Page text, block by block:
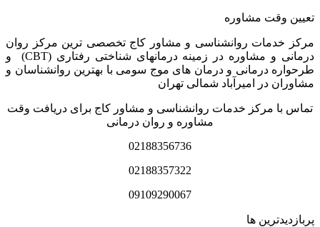
تعیین وقت مشاوره
مرکز خدمات روانشناسی و مشاور کاج تخصصی‏ ترین مرکز روان
درمانی و مشاوره در زمینه درمان‏های شناختی رفتاری (CBT) و
طرحواره درمانی و درمان های موج سومی با بهترین روانشناسان و
مشاوران در امیرآباد شمالی تهران
تماس با مرکز خدمات روانشناسی و مشاور کاج برای دریافت وقت
مشاوره و روان درمانی
02188356736
02188357322
09109290067
پربازدیدترین ها